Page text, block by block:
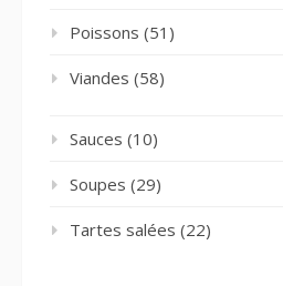
Poissons (51)
Viandes (58)
Sauces (10)
Soupes (29)
Tartes salées (22)